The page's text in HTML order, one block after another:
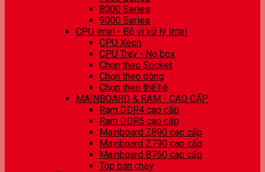
8000 Series
9000 Series
CPU Intel - Bộ vi xử lý Intel
CPU Xeon
CPU Tray - No box
Chọn theo Socket
Chọn theo dòng
Chọn theo thế hệ
MAINBOARD & RAM - CAO CẤP
Ram DDR4 cao cấp
Ram DDR5 cao cấp
Mainboard Z890 cao cấp
Mainboard Z790 cao cấp
Mainboard B760 cao cấp
Top bán chạy